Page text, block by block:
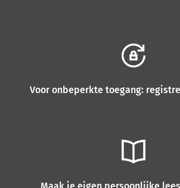
Voor onbeperkte toegang:
Maak je eigen persoonlijke